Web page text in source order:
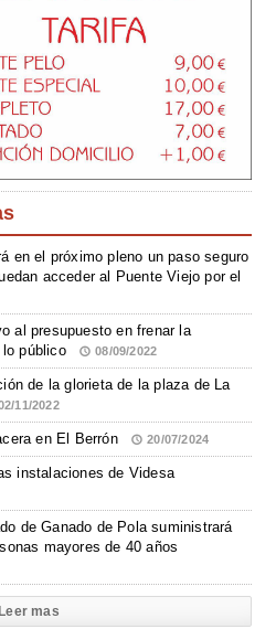
en el próximo pleno un paso seguro
acceder al Puente Viejo por el
al presupuesto en frenar la
público
08/09/2022
de la glorieta de la plaza de La
11/2022
en El Berrón 20/07/2024
instalaciones de Videsa
de Ganado de Pola suministrará
mayores de 40 años
Leer mas